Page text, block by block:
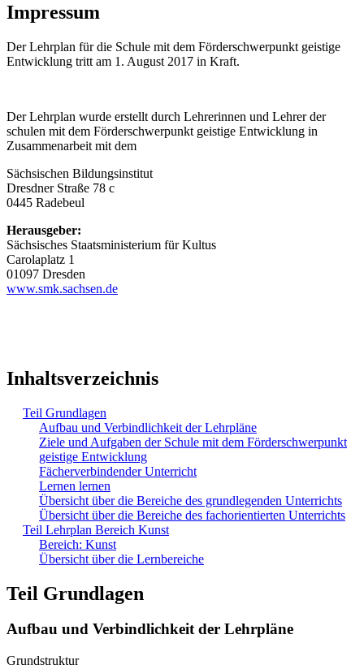
Impressum
Der Lehrplan für die Schule mit dem Förderschwerpunkt geistige
Entwicklung tritt am 1. August 2017 in Kraft.
Der Lehrplan wurde erstellt durch Lehrerinnen und Lehrer der
schulen mit dem Förderschwerpunkt geistige Entwicklung in
Zusammenarbeit mit dem
Sächsischen Bildungsinstitut
Dresdner Straße 78 c
0445 Radebeul
Herausgeber:
Sächsisches Staatsministerium für Kultus
Carolaplatz 1
01097 Dresden
www.smk.sachsen.de
Inhaltsverzeichnis
Teil Grundlagen
Aufbau und Verbindlichkeit der Lehrpläne
Ziele und Aufgaben der Schule mit dem Förderschwerpunkt
geistige Entwicklung
Fächerverbindender Unterricht
Lernen lernen
Übersicht über die Bereiche des grundlegenden Unterrichts
Übersicht über die Bereiche des fachorientierten Unterrichts
Teil Lehrplan Bereich Kunst
Bereich: Kunst
Übersicht über die Lernbereiche
Teil Grundlagen
Aufbau und Verbindlichkeit der Lehrpläne
Grundstruktur